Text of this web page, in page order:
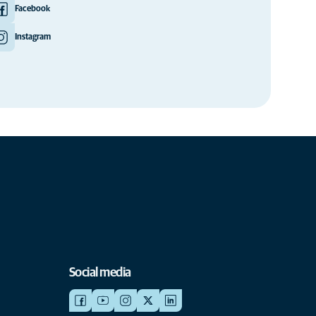
Facebook
Instagram
Social media